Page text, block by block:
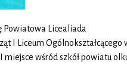
Powiatowa Licealiada
I Liceum Ogólnokształcącego
wśród szkół powiatu